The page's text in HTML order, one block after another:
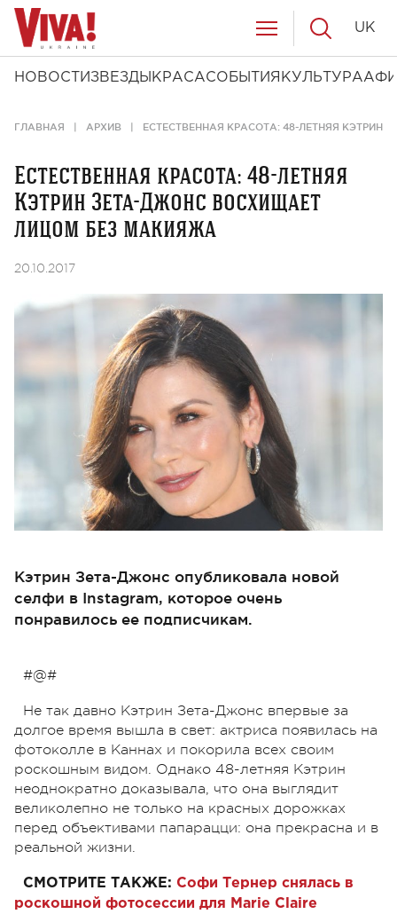
НОВОСТИ ЗВЕЗДЫ КРАСАСОБЫТИЯ КУЛЬТУРА
UK
ГЛАВНАЯ АРХИВ ЕСТЕСТВЕННАЯ КРАСОТА: 48-ЛЕТНЯЯ
Естественная красота: 48-летняя
Кэтрин Зета-Джонс восхищает
лицом без макияжа
20.10.2017
Кэтрин Зета-Джонс опубликовала новой
селфи в Instagram, которое очень
понравилось ее подписчикам.
#@#
Не так давно Кэтрин Зета-Джонс впервые за
долгое время вышла в свет: актриса появилась на
фотоколле в Каннах и покорила всех своим
роскошным видом. Однако 48-летняя Кэтрин
неоднократно доказывала, что она выглядит
великолепно не только на красных дорожках
перед объективами папарацци: она прекрасна и в
реальной жизни.
СМОТРИТЕ ТАКЖЕ: Софи Тернер снялась в
роскошной фотосессии для Marie Claire